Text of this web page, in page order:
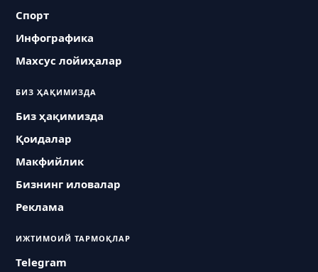
Спорт
Инфографика
Махсус лойиҳалар
БИЗ ҲАҚИМИЗДА
Биз ҳақимизда
Қоидалар
Макфийлик
Бизнинг иловалар
Реклама
ИЖТИМОИЙ ТАРМОҚЛАР
Telegram